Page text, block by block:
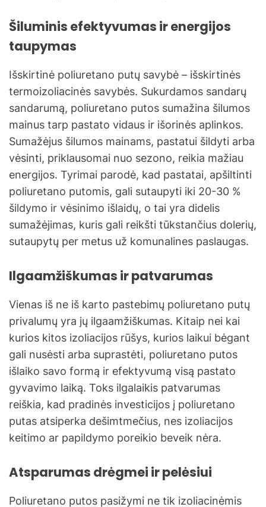
Šiluminis efektyvumas ir energijos
taupymas
Išskirtinė poliuretano putų savybė – išskirtinės
termoizoliacinės savybės. Sukurdamos sandarų
sandarumą, poliuretano putos sumažina šilumos
mainus tarp pastato vidaus ir išorinės aplinkos.
Sumažėjus šilumos mainams, pastatui šildyti arba
vėsinti, priklausomai nuo sezono, reikia mažiau
energijos. Tyrimai parodė, kad pastatai, apšiltinti
poliuretano putomis, gali sutaupyti iki 20-30 %
šildymo ir vėsinimo išlaidų, o tai yra didelis
sumažėjimas, kuris gali reikšti tūkstančius dolerių,
sutaupytų per metus už komunalines paslaugas.
Ilgaamžiškumas ir patvarumas
Vienas iš ne iš karto pastebimų poliuretano putų
privalumų yra jų ilgaamžiškumas. Kitaip nei kai
kurios kitos izoliacijos rūšys, kurios laikui bėgant
gali nusėsti arba suprastėti, poliuretano putos
išlaiko savo formą ir efektyvumą visą pastato
gyvavimo laiką. Toks ilgalaikis patvarumas
reiškia, kad pradinės investicijos į poliuretano
putas atsiperka dešimtmečius, nes izoliacijos
keitimo ar papildymo poreikio beveik nėra.
Atsparumas drėgmei ir pelėsiui
Poliuretano putos pasižymi ne tik izoliacinėmis